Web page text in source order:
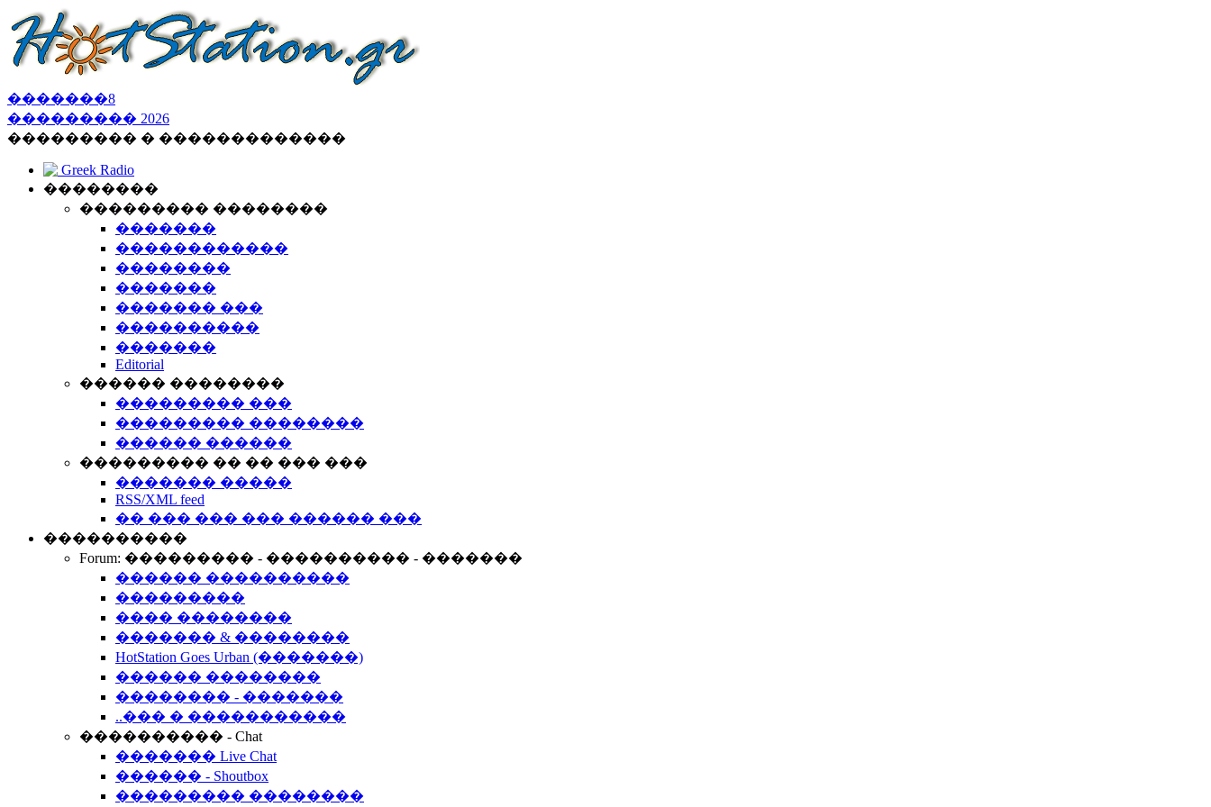
�������8
��������� 2026
��������� � �������������
Greek Radio
��������
��������� ��������
�������
������������
��������
�������
������� ���
����������
�������
Editorial
������ ��������
��������� ���
��������� ��������
������ ������
��������� �� �� ��� ���
������� �����
RSS/XML feed
�� ��� ��� ��� ������ ���
����������
Forum: ��������� - ���������� - �������
������ ����������
���������
���� ��������
������� & ��������
HotStation Goes Urban (�������)
������ ��������
�������� - �������
..��� � �����������
���������� - Chat
������� Live Chat
������ - Shoutbox
��������� ��������